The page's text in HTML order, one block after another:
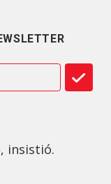
insistió.